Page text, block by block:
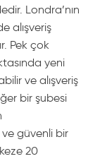
Londra’nın
alışveriş
Pek çok
yeni
ve alışveriş
bir şubesi
ve güvenli bir
20